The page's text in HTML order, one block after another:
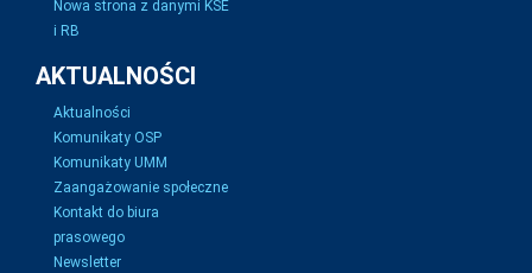
Nowa strona z danymi KSE
i RB
AKTUALNOŚCI
Aktualności
Komunikaty OSP
Komunikaty UMM
Zaangażowanie społeczne
Kontakt do biura
prasowego
Newsletter